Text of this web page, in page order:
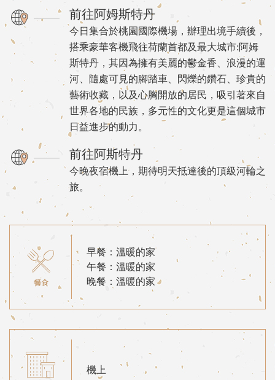
前往阿姆斯特丹
今日集合於桃園國際機場，辦理出境手續後，
搭乘豪華客機飛往荷蘭首都及最大城市:阿姆
斯特丹，其因為擁有美麗的鬱金香、浪漫的運
河、隨處可見的腳踏車、閃爍的鑽石、珍貴的
藝術收藏，以及心胸開放的居民，吸引著來自
世界各地的民族，多元性的文化更是這個城市
日益進步的動力。
前往阿斯特丹
今晚夜宿機上，期待明天抵達後的頂級河輪之
旅。
早餐：溫暖的家
午餐：溫暖的家
晚餐：溫暖的家
機上